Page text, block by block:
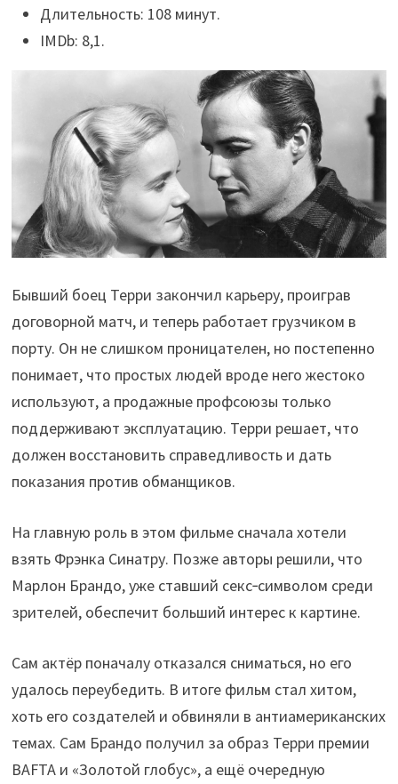
Длительность: 108 минут.
IMDb: 8,1.
Бывший боец Терри закончил карьеру, проиграв
договорной матч, и теперь работает грузчиком в
порту. Он не слишком проницателен, но постепенно
понимает, что простых людей вроде него жестоко
используют, а продажные профсоюзы только
поддерживают эксплуатацию. Терри решает, что
должен восстановить справедливость и дать
показания против обманщиков.
На главную роль в этом фильме сначала хотели
взять Фрэнка Синатру. Позже авторы решили, что
Марлон Брандо, уже ставший секс‑символом среди
зрителей, обеспечит больший интерес к картине.
Сам актёр поначалу отказался сниматься, но его
удалось переубедить. В итоге фильм стал хитом,
хоть его создателей и обвиняли в антиамериканских
темах. Сам Брандо получил за образ Терри премии
BAFTA и «Золотой глобус», а ещё очередную